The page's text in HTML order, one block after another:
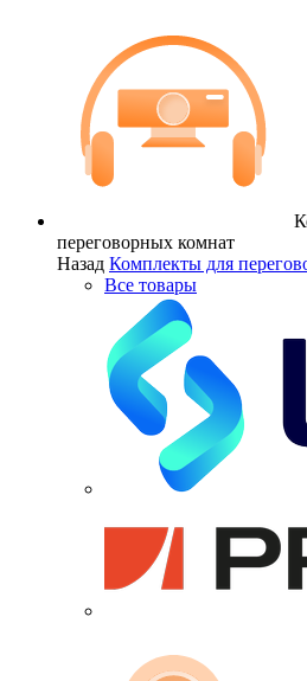
переговорных комнат
Назад Комплекты для
Все товары